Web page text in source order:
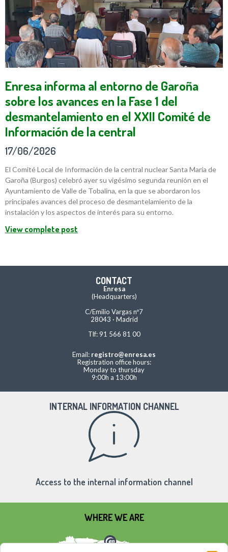
Enresa informa al entorno de Garoña
sobre los avances en la Fase 1 del
desmantelamiento en el XXII Comité de
Información de la central
17/06/2026
El Comité Local de Información de la central nuclear Santa María de
Garoña (Burgos) celebró ayer su vigésimo segunda reunión en el
Ayuntamiento de Valle de Tobalina, en la que se abordaron los
principales avances del proceso de desmantelamiento de la
instalación y los aspectos de interés para su entorno.
View complete post
CONTACT
Enresa
(Headquarters)
C/Emilio Vargas nº7
28043 · Madrid
Tlf: 91 566 81 00
Email: registro@enresa.es
Registration office hours:
Monday to thursday
9:00h a 13:00h
INTERNAL INFORMATION CHANNEL
Access to the internal information channel
WHERE WE ARE